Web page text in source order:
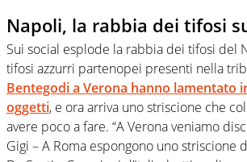
Napoli, la rabbia dei tifosi
Sui social esplode la rabbia dei tifosi del
tifosi azzurri partenopei presenti nella
Bentegodi a Verona hanno lamentato
oggetti, e ora arriva uno striscione che
avere poco a fare. “A Verona veniamo
Gigi – A Roma espongono uno striscione